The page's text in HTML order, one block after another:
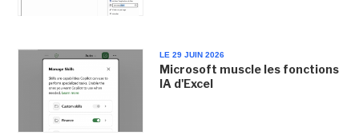
LE 29 JUIN 2026
Microsoft muscle les fonctions
IA d'Excel